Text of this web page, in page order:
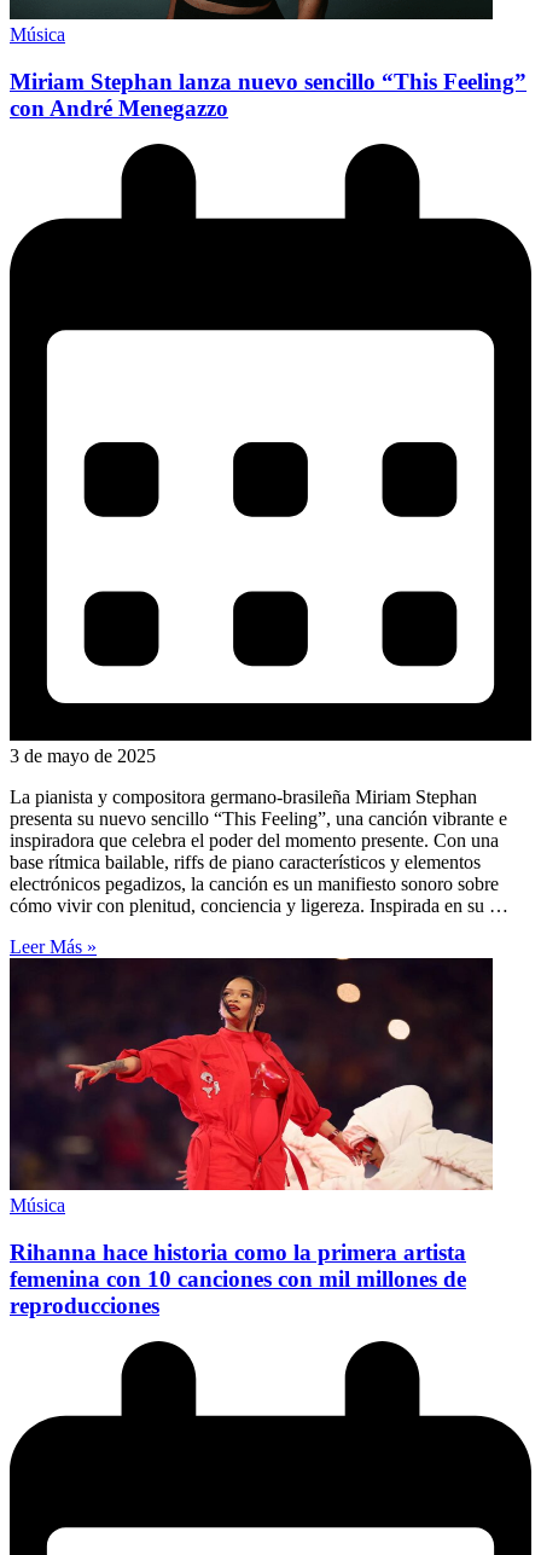
Música
Miriam Stephan lanza nuevo sencillo “This Feeling”
con André Menegazzo
3 de mayo de 2025
La pianista y compositora germano-brasileña Miriam Stephan
presenta su nuevo sencillo “This Feeling”, una canción vibrante e
inspiradora que celebra el poder del momento presente. Con una
base rítmica bailable, riffs de piano característicos y elementos
electrónicos pegadizos, la canción es un manifiesto sonoro sobre
cómo vivir con plenitud, conciencia y ligereza. Inspirada en su …
Leer Más »
Música
Rihanna hace historia como la primera artista
femenina con 10 canciones con mil millones de
reproducciones